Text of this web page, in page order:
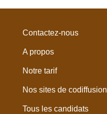
Contactez-nous
A propos
Notre tarif
Nos sites de codiffusion
Tous les candidats